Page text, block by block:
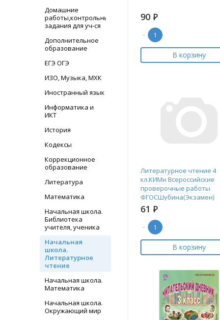
Домашние
работы,контрольные
задания для уч-ся
Дополнительное
образование
ЕГЭ ОГЭ
ИЗО, Музыка, МХК
Иностранный язык
Информатика и
ИКТ
История
Кодексы
Коррекционное
образование
Литература
Математика
Начальная школа.
Библиотека
учителя, ученика
Начальная
школа.
Литературное
чтение
Начальная школа.
Математика
Начальная школа.
Окружающий мир
90 Р
-
В корзину
Литературное чтение 4
кл.КИМн Всероссийские
проверочные работы
ФГОСШубина(Экзамен)
61 Р
-
В корзину